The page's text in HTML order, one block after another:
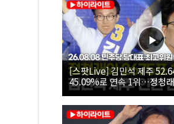
[스팟Live] 김민석 제주
45.09%로 연속 1위…정청래
26.08.08 더불어민주당 당대
보 인천 합동연설회